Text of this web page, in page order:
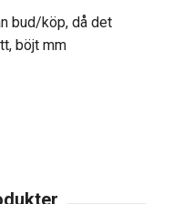
bud/köp, då det
böjt mm